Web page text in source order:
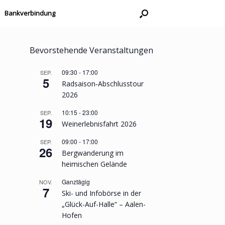
Bankverbindung
Bevorstehende Veranstaltungen
SEP.
5
09:30 - 17:00
Radsaison‐Abschlusstour
2026
SEP.
19
10:15 -23:00
Weinerlebnisfahrt 2026
SEP.
26
09:00 - 17:00
Bergwanderung im
heimischen Gelände
NOV.
7
Ganztägig
Ski- und Infobörse in der
„Glück-Auf-Halle“ – Aalen-
Hofen